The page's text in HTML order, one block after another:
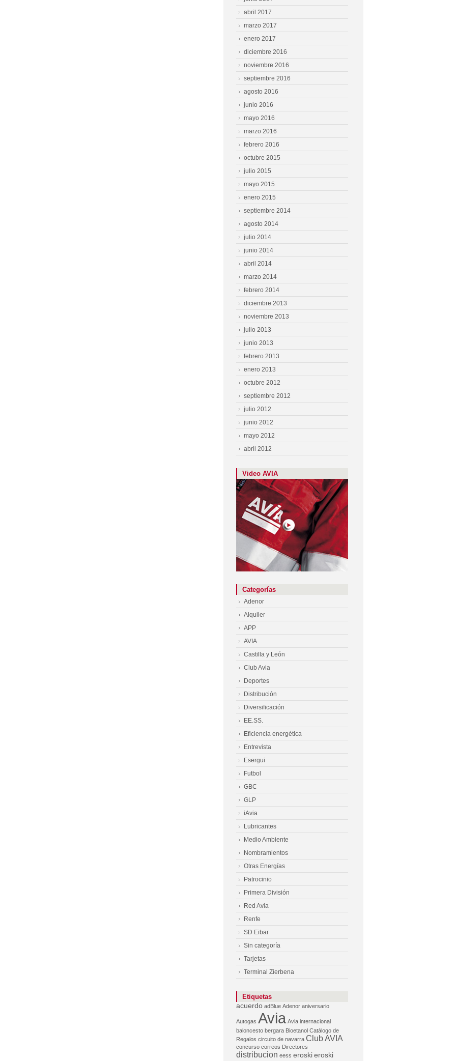
abril 2017
marzo 2017
enero 2017
diciembre 2016
noviembre 2016
septiembre 2016
agosto 2016
junio 2016
mayo 2016
marzo 2016
febrero 2016
octubre 2015
julio 2015
mayo 2015
enero 2015
septiembre 2014
agosto 2014
julio 2014
junio 2014
abril 2014
marzo 2014
febrero 2014
diciembre 2013
noviembre 2013
julio 2013
junio 2013
febrero 2013
enero 2013
octubre 2012
septiembre 2012
julio 2012
junio 2012
mayo 2012
abril 2012
Video AVIA
Categorías
Adenor
Alquiler
APP
AVIA
Castilla y León
Club Avia
Deportes
Distribución
Diversificación
EE.SS.
Eficiencia energética
Entrevista
Esergui
Futbol
GBC
GLP
iAvia
Lubricantes
Medio Ambiente
Nombramientos
Otras Energías
Patrocinio
Primera División
Red Avia
Renfe
SD Eibar
Sin categoría
Tarjetas
Terminal Zierbena
Etiquetas
acuerdo adBlue Adenor aniversario
Autogas Avia Avia internacional
baloncesto bergara Bioetanol Catálogo de
Regalos circuito de navarra Club AVIA
concurso correos Directores
distribucion eess eroski eroski